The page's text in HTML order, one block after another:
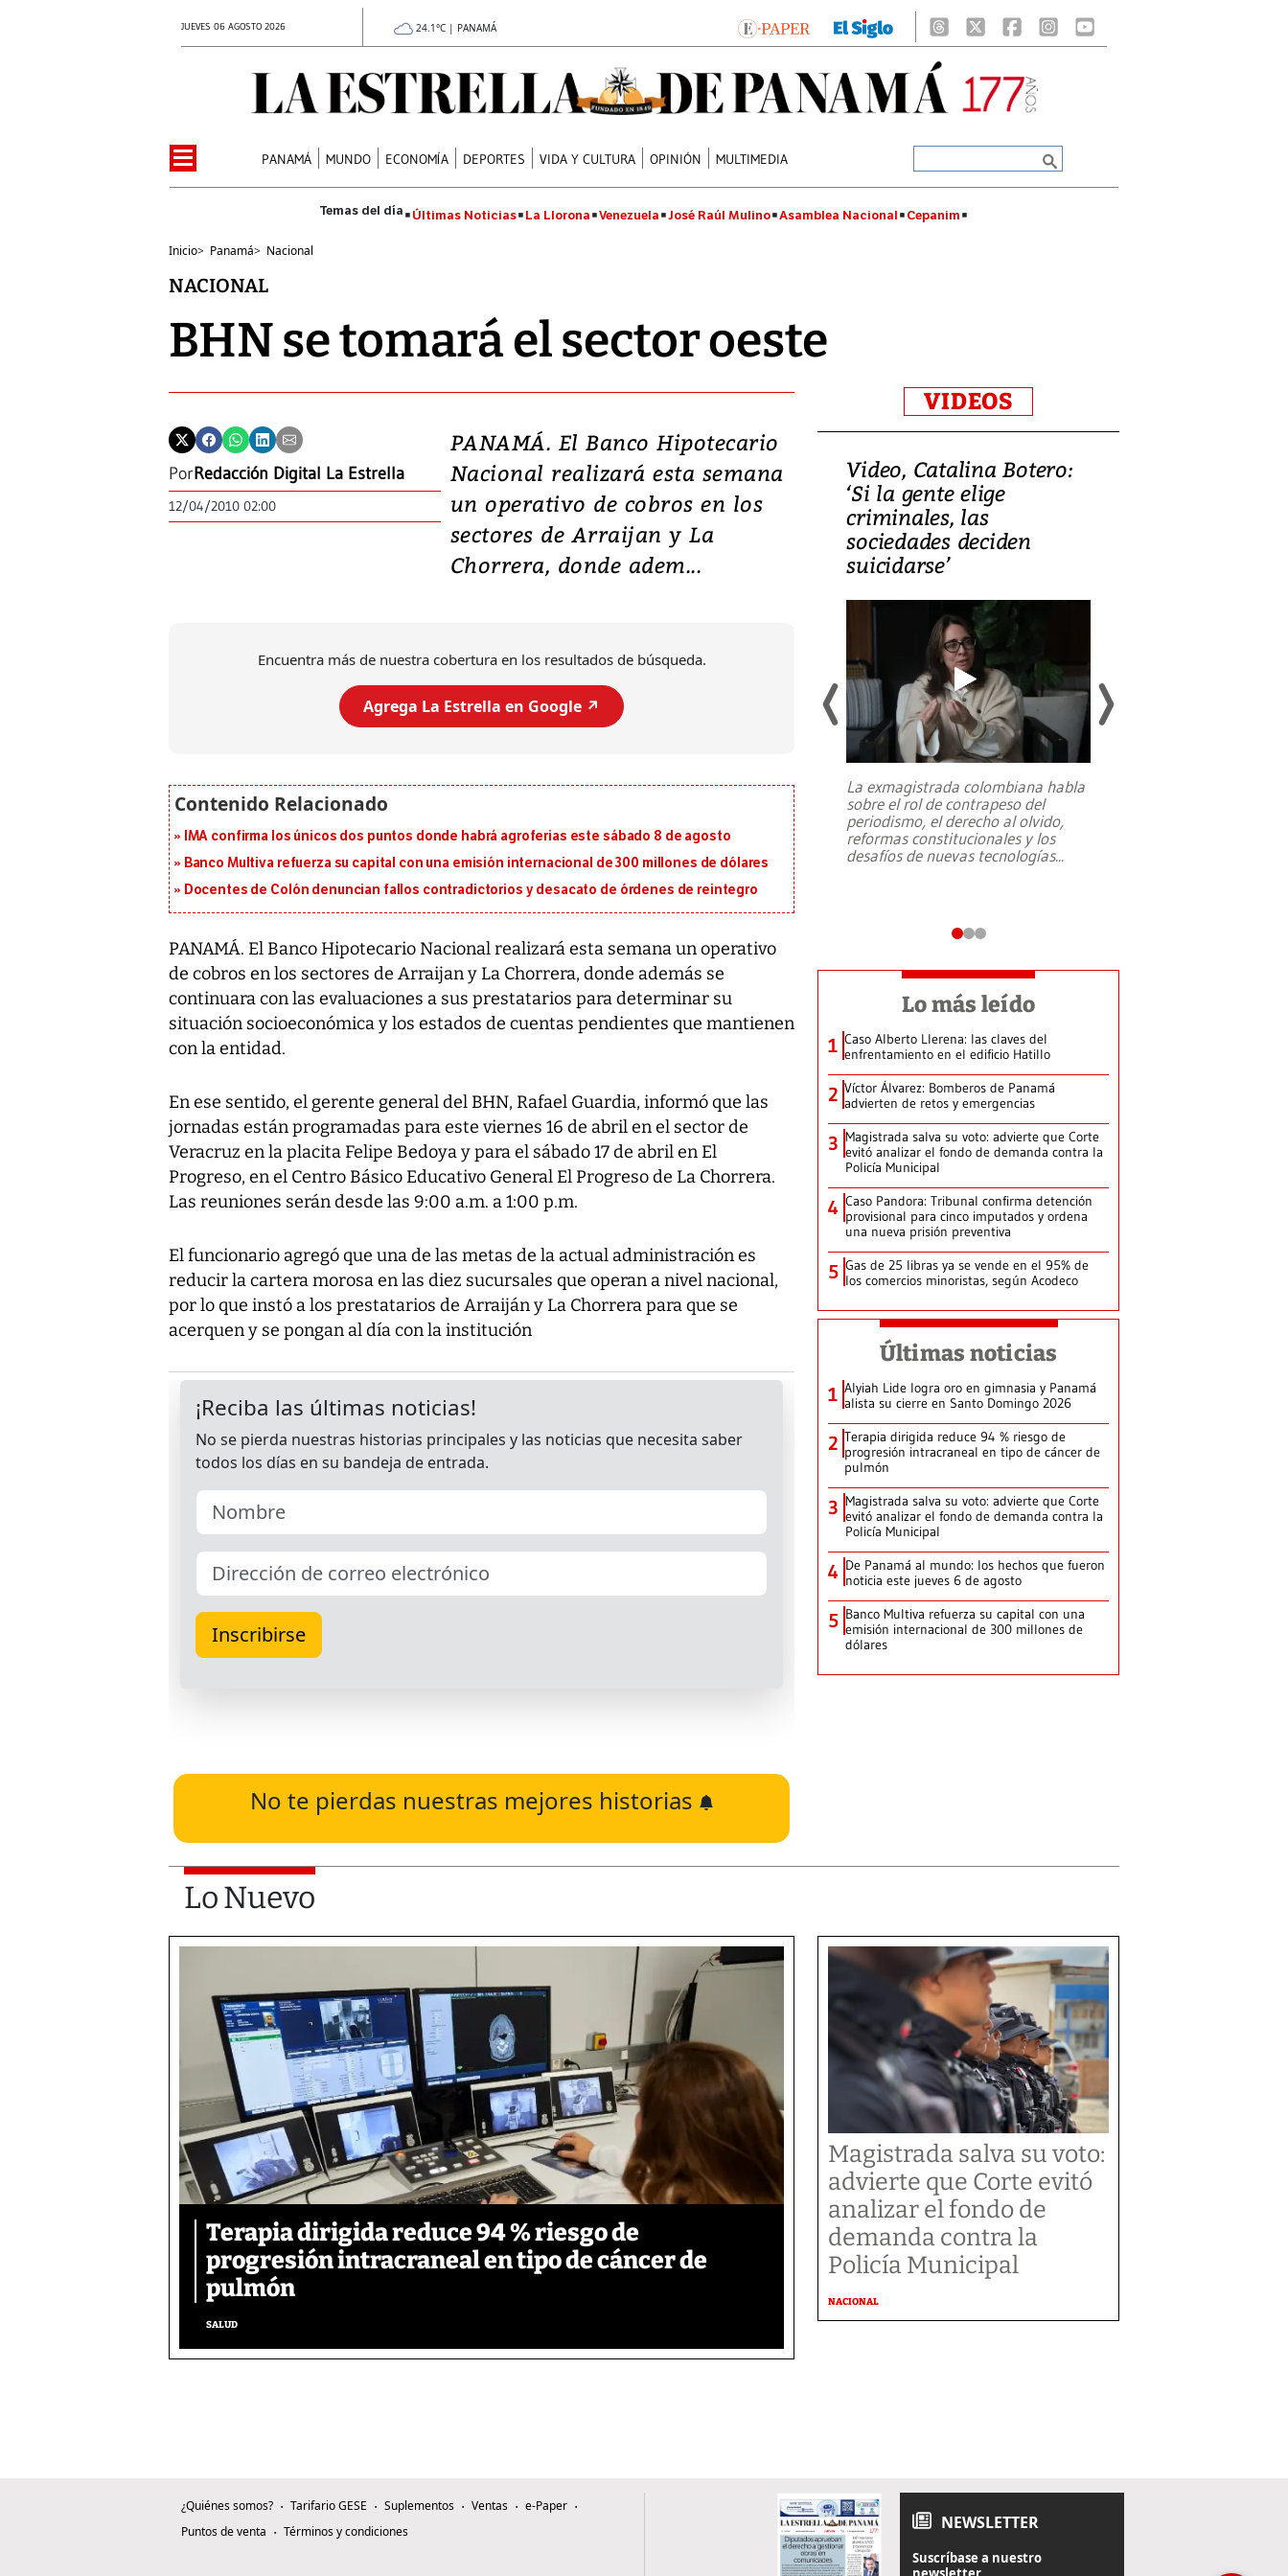
JUEVES 06 AGOSTO 2026 24.1°C | PANAMÁ
PANAMÁ MUNDO ECONOMÍA DEPORTES VIDA Y CULTURA OPINIÓN MULTIMEDIA
Últimas Noticias La Llorona Venezuela José Raúl Mulino Asamblea Nacional Cepanim
Inicio> Panamá> Nacional
NACIONAL
BHN se tomará el sector oeste
PorRedacción Digital La Estrella
12/04/2010 02:00
PANAMÁ. El Banco Hipotecario
Nacional realizará esta semana
un operativo de cobros en los
sectores de Arraijan y La
Chorrera, donde adem...
Encuentra más de nuestra cobertura en los resultados de búsqueda.
Agrega La Estrella en Google ↗️
IMA confirma los únicos dos puntos donde habrá agroferias este sábado 8 de agosto
Banco Multiva refuerza su capital con una emisión internacional de 300 millones de dólares
Docentes de Colón denuncian fallos contradictorios y desacato de órdenes de reintegro
PANAMÁ. El Banco Hipotecario Nacional realizará esta semana un operativo
de cobros en los sectores de Arraijan y La Chorrera, donde además se
continuara con las evaluaciones a sus prestatarios para determinar su
situación socioeconómica y los estados de cuentas pendientes que mantienen
con la entidad.
En ese sentido, el gerente general del BHN, Rafael Guardia, informó que las
jornadas están programadas para este viernes 16 de abril en el sector de
Veracruz en la placita Felipe Bedoya y para el sábado 17 de abril en El
Progreso, en el Centro Básico Educativo General El Progreso de La Chorrera.
Las reuniones serán desde las 9:00 a.m. a 1:00 p.m.
El funcionario agregó que una de las metas de la actual administración es
reducir la cartera morosa en las diez sucursales que operan a nivel nacional,
por lo que instó a los prestatarios de Arraiján y La Chorrera para que se
acerquen y se pongan al día con la institución
No te pierdas nuestras mejores historias
VIDEOS
Video, Japón: Terremoto
deja heridos y graves
daños en Kumamoto
al sur de Japón, provocando una
Video, Catalina Botero:
‘Si la gente elige
criminales, las
sociedades deciden
suicidarse’
La exmagistrada colombiana habla
sobre el rol de contrapeso del
periodismo, el derecho al olvido,
reformas constitucionales y los
desafíos de nuevas tecnologías...
Lo más leído
1 Caso Alberto Llerena: las claves del
enfrentamiento en el edificio Hatillo
2 Víctor Álvarez: Bomberos de Panamá
advierten de retos y emergencias
3 Magistrada salva su voto: advierte que Corte
evitó analizar el fondo de demanda contra la
Policía Municipal
4 Caso Pandora: Tribunal confirma detención
provisional para cinco imputados y ordena
una nueva prisión preventiva
5 Gas de 25 libras ya se vende en el 95% de
los comercios minoristas, según Acodeco
Últimas noticias
1 Alyiah Lide logra oro en gimnasia y Panamá
alista su cierre en Santo Domingo 2026
2 Terapia dirigida reduce 94 % riesgo de
progresión intracraneal en tipo de cáncer de
pulmón
3 Magistrada salva su voto: advierte que Corte
evitó analizar el fondo de demanda contra la
Policía Municipal
4 De Panamá al mundo: los hechos que fueron
noticia este jueves 6 de agosto
5 Banco Multiva refuerza su capital con una
emisión internacional de 300 millones de
dólares
Lo Nuevo
Terapia dirigida reduce 94 % riesgo de
progresión intracraneal en tipo de cáncer de
pulmón
SALUD
Magistrada salva su voto:
advierte que Corte evitó
analizar el fondo de
demanda contra la
Policía Municipal
NACIONAL
¿Quiénes somos? Tarifario GESE Suplementos Ventas
e-Paper
Puntos de venta
Términos y condiciones NEWSLETTER
Suscríbase a nuestro